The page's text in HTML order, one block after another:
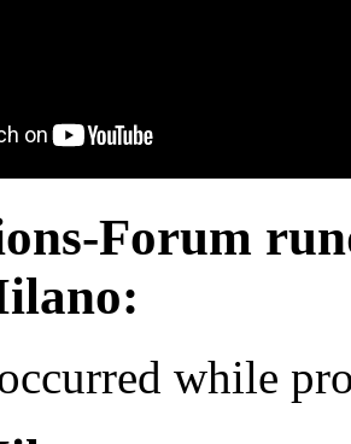
Forum
while